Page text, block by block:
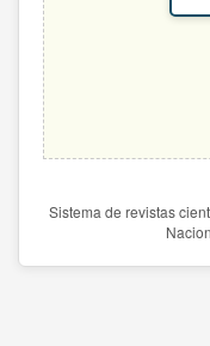
Sistema de revistas